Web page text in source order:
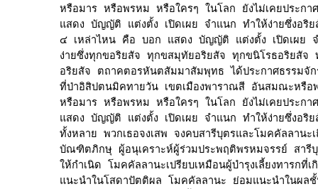
หรือมาร หรือพรหม หรือใครๆ ในโลก ยังไม่เคยประก
แสดง บัญญัติ แต่งตั้ง เปิดเผย จำแนก ทำให้ง่ายซึ่งอริ
๔ เหล่าไหน คือ บอก แสดง บัญญัติ แต่งตั้ง เปิดเผย
ง่ายซึ่งทุกขอริยสัจ ทุกขสมุทัยอริยสัจ ทุกขนิโรธอริยสัจ
อริยสัจ ตถาคตอรหันตสัมมาสัมพุทธ ได้ประกาศธรรมจัก
ที่ป่าอิสิปตนมิคทายวัน เขตเมืองพาราณสี อันสมณะหรือ
หรือมาร หรือพรหม หรือใครๆ ในโลก ยังไม่เคยประก
แสดง บัญญัติ แต่งตั้ง เปิดเผย จำแนก ทำให้ง่ายซึ่งอ
ทั้งหลาย พวกเธอจงเสพ จงคบสารีบุตรและโมคคัลลานะ
บัณฑิตภิกษุ ผู้อนุเคราะห์ผู้ร่วมประพฤติพรหมจรรย์ สารีบุ
ให้กำเนิด โมคคัลลานะเปรียบเหมือนผู้บำรุงเลี้ยงทารกที่
แนะนำในโสดาปัตติผล โมคคัลลานะ ย่อมแนะนำในผล